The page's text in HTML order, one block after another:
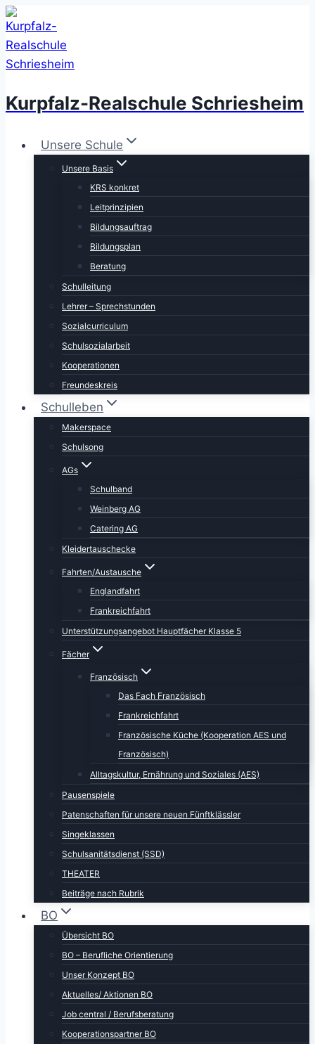
Zum
Inhalt
springen
Kurpfalz-Realschule Schriesheim
Unsere Schule
Unsere Basis
KRS konkret
Leitprinzipien
Bildungsauftrag
Bildungsplan
Beratung
Schulleitung
Lehrer – Sprechstunden
Sozialcurriculum
Schulsozialarbeit
Kooperationen
Freundeskreis
Schulleben
Makerspace
Schulsong
AGs
Schulband
Weinberg AG
Catering AG
Kleidertauschecke
Fahrten/Austausche
Englandfahrt
Frankreichfahrt
Unterstützungsangebot Hauptfächer Klasse 5
Fächer
Französisch
Das Fach Französisch
Frankreichfahrt
Französische Küche (Kooperation AES und
Französisch)
Alltagskultur, Ernährung und Soziales (AES)
Pausenspiele
Patenschaften für unsere neuen Fünftklässler
Singeklassen
Schulsanitätsdienst (SSD)
THEATER
Beiträge nach Rubrik
BO
Übersicht BO
BO – Berufliche Orientierung
Unser Konzept BO
Aktuelles/ Aktionen BO
Job central / Berufsberatung
Kooperationspartner BO